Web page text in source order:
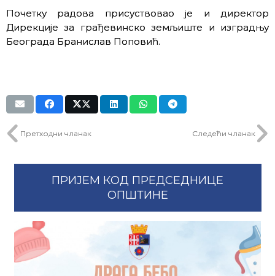
Почетку радова присуствовао је и директор
Дирекције за грађевинско земљиште и изградњу
Београда Бранислав Поповић.
Претходни чланак Следећи чланак
ПРИЈЕМ КОД ПРЕДСЕДНИЦЕ
ОПШТИНЕ